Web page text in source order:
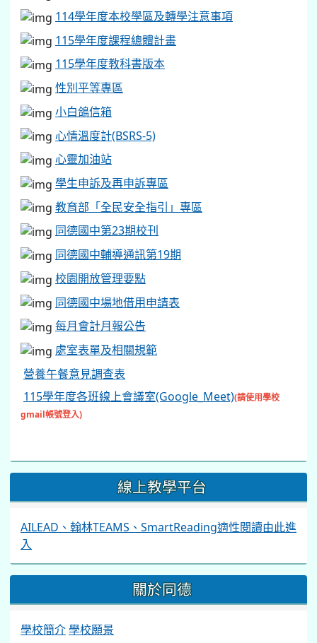
114學年度本校學區及轉學注意事項
115學年度課程總體計畫
115學年度教科書版本
性別平等專區
小白鴿信箱
心情溫度計(BSRS-5)
心靈加油站
學生申訴及再申訴專區
教育部「全民安全指引」專區
同德國中第23期校刊
同德國中輔導通訊第19期
校園開放管理要點
同德國中場地借用申請表
每月會計月報公告
處室表單及相關規範
營養午餐意見調查表
115學年度各班線上會議室(Google_Meet)(請使用學校
gmail帳號登入)
線上教學平台
AILEAD、翰林TEAMS、SmartReading適性閱讀由此進
入
關於同德
學校簡介學校願景